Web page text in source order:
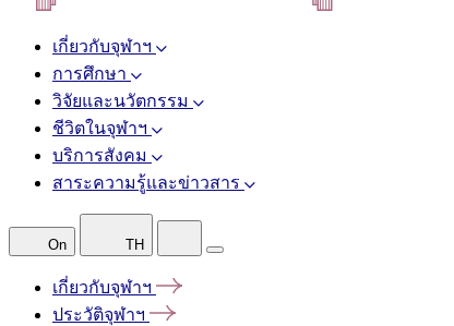
เกี่ยวกับจุฬาฯ
การศึกษา
วิจัยและนวัตกรรม
ชีวิตในจุฬาฯ
บริการสังคม
สาระความรู้และข่าวสาร
On TH
เกี่ยวกับจุฬาฯ
ประวัติจุฬาฯ